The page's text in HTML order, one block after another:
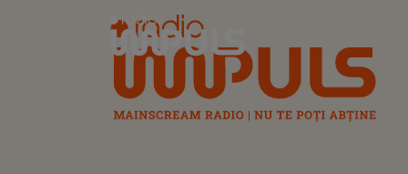
Radio Impuls